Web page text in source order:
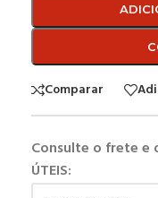
Comparar
Consulte o frete e
ÚTEIS: